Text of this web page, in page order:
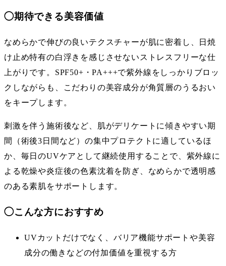
◯期待できる美容価値
なめらかで伸びの良いテクスチャーが肌に密着し、日焼
け止め特有の白浮きを感じさせないストレスフリーな仕
上がりです。SPF50+・PA+++で紫外線をしっかりブロッ
クしながらも、こだわりの美容成分が角質層のうるおい
をキープします。
刺激を伴う施術後など、肌がデリケートに傾きやすい期
間（術後3日間など）の集中プロテクトに適しているほ
か、毎日のUVケアとして継続使用することで、紫外線に
よる乾燥や炎症後の色素沈着を防ぎ、なめらかで透明感
のある素肌をサポートします。
◯こんな方におすすめ
UVカットだけでなく、バリア機能サポートや美容
成分の働きなどの付加価値を重視する方